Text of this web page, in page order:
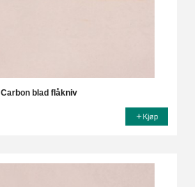
Carbon blad flåkniv
Kjøp